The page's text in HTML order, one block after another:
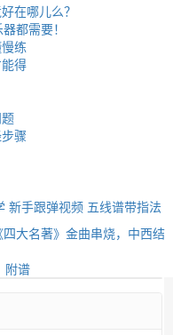
在哪儿么？
都需要！
练
得
骤
新手跟弹视频 五线谱带指法
大名著》金曲串烧，中西结
附谱